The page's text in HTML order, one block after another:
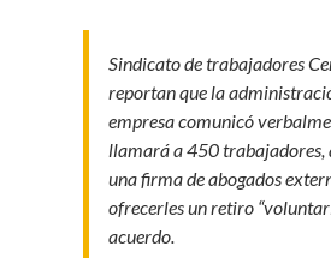
Sindicato de trabajadores
reportan que la
empresa comunicó
llamará a 450 trabajadores,
una firma de abogados
ofrecerles un retiro
acuerdo.